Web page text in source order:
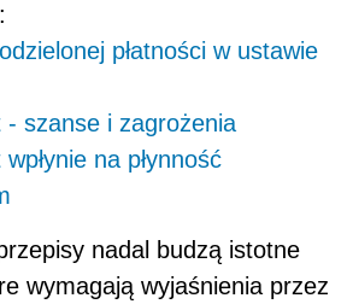
płatności w ustawie
- szanse i zagrożenia
na płynność
nadal budzą istotne
wymagają wyjaśnienia przez